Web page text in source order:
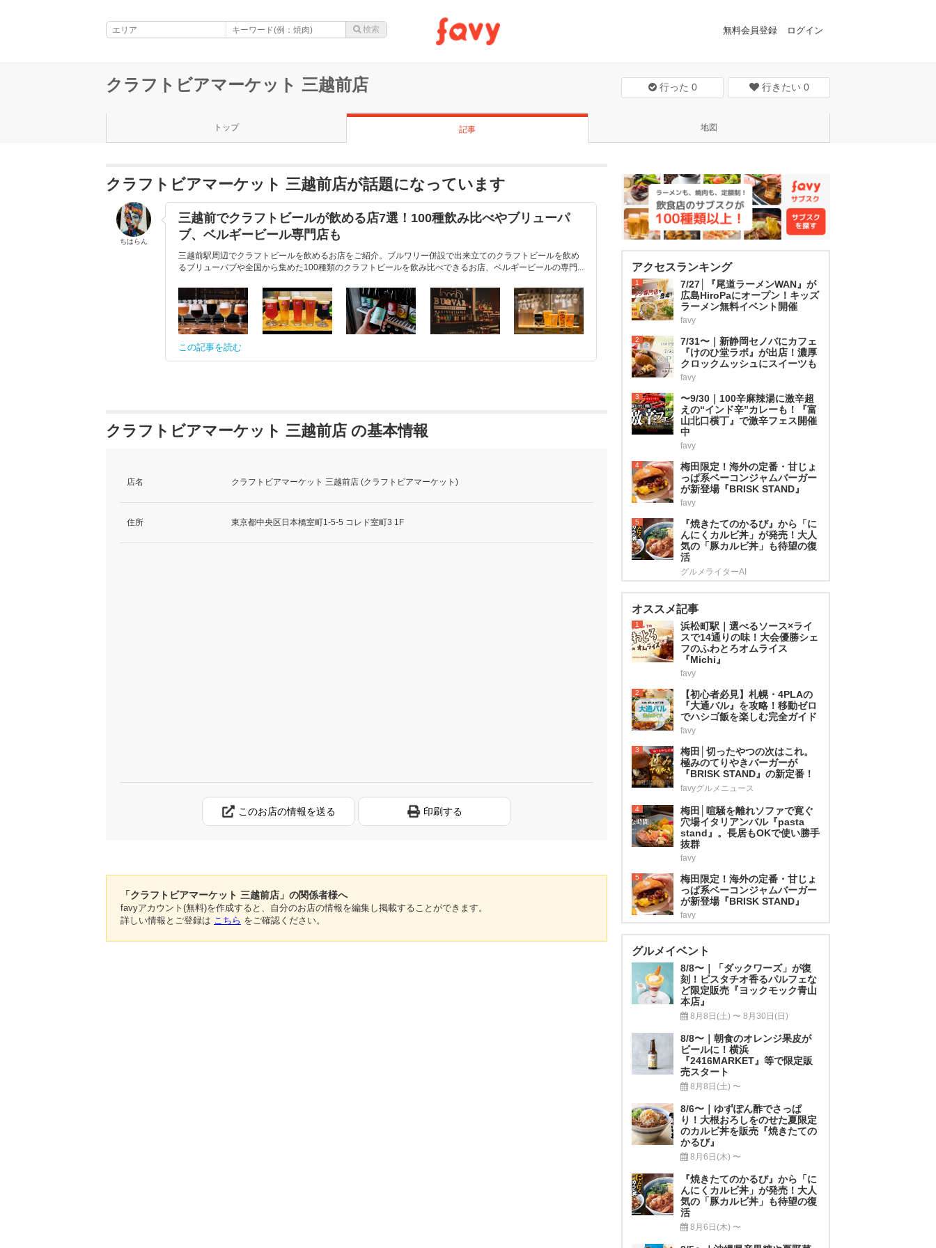
無料会員登録 ログイン
クラフトビアマーケット 三越前店 行った 0 行きたい 0
トップ 記事 地図
クラフトビアマーケット 三越前店が話題になっています
ちはらん
三越前でクラフトビールが飲める店7選！100種飲み比べやブリューパ
ブ、ベルギービール専門店も
三越前駅周辺でクラフトビールを飲めるお店をご紹介。ブルワリー併設で出来立てのクラフトビールを飲め
るブリューパブや全国から集めた100種類のクラフトビールを飲み比べできるお店、ベルギービールの専門...
この記事を読む
クラフトビアマーケット 三越前店 の基本情報
店名 クラフトビアマーケット 三越前店 (クラフトビアマーケット)
住所 東京都中央区日本橋室町1-5-5 コレド室町3 1F
このお店の情報を送る 印刷する
「クラフトビアマーケット 三越前店」の関係者様へ
favyアカウント(無料)を作成すると、自分のお店の情報を編集し掲載することができます。
詳しい情報とご登録は こちら をご確認ください。
アクセスランキング
1
7/27│『尾道ラーメンWAN』が
広島HiroPaにオープン！キッズ
ラーメン無料イベント開催
favy
2
7/31〜｜新静岡セノバにカフェ
『けのひ堂ラボ』が出店！濃厚
クロックムッシュにスイーツも
favy
3
〜9/30｜100辛麻辣湯に激辛超
えの“インド辛”カレーも！『富
山北口横丁』で激辛フェス開催
中
favy
4
梅田限定！海外の定番・甘じょ
っぱ系ベーコンジャムバーガー
が新登場『BRISK STAND』
favy
5
『焼きたてのかるび』から「に
んにくカルビ丼」が発売！大人
気の「豚カルビ丼」も待望の復
活
グルメライターAI
オススメ記事
1
浜松町駅｜選べるソース×ライ
スで14通りの味！大会優勝シェ
フのふわとろオムライス
『Michi』
favy
2
【初心者必見】札幌・4PLAの
『大通バル』を攻略！移動ゼロ
でハシゴ飯を楽しむ完全ガイド
favy
3
梅田│切ったやつの次はこれ。
極みのてりやきバーガーが
『BRISK STAND』の新定番！
favyグルメニュース
4
梅田│喧騒を離れソファで寛ぐ
穴場イタリアンバル『pasta
stand』。長居もOKで使い勝手
抜群
favy
5
梅田限定！海外の定番・甘じょ
っぱ系ベーコンジャムバーガー
が新登場『BRISK STAND』
favy
グルメイベント
8/8〜｜「ダックワーズ」が復
刻！ピスタチオ香るパルフェな
ど限定販売『ヨックモック青山
本店』
8月8日(土) 〜 8月30日(日)
8/8〜｜朝食のオレンジ果皮が
ビールに！横浜
『2416MARKET』等で限定販
売スタート
8月8日(土) 〜
8/6〜｜ゆずぽん酢でさっぱ
り！大根おろしをのせた夏限定
のカルビ丼を販売『焼きたての
かるび』
8月6日(木) 〜
『焼きたてのかるび』から「に
んにくカルビ丼」が発売！大人
気の「豚カルビ丼」も待望の復
活
8月6日(木) 〜